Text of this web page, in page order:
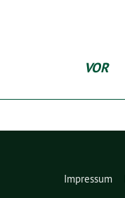
VOR
Impressum